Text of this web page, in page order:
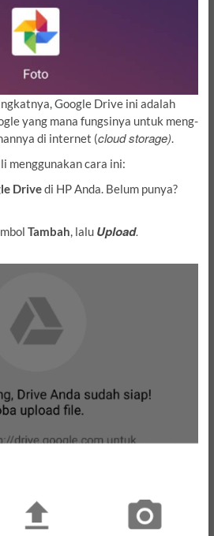
Google Drive ini adalah
yang mana fungsinya untuk meng-
di internet (cloud storage).
menggunakan cara ini:
Drivedi HP Anda. Belum punya?
Tambah, lalu Upload.